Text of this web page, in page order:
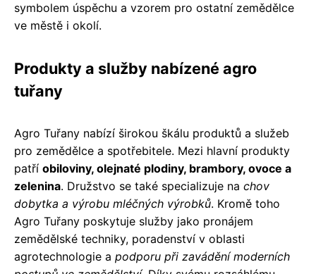
symbolem úspěchu a vzorem pro ostatní zemědělce
ve městě i okolí.
Produkty a služby nabízené agro
tuřany
Agro Tuřany nabízí širokou škálu produktů a služeb
pro zemědělce a spotřebitele. Mezi hlavní produkty
patří obiloviny, olejnaté plodiny, brambory, ovoce a
zelenina. Družstvo se také specializuje na chov
dobytka a výrobu mléčných výrobků. Kromě toho
Agro Tuřany poskytuje služby jako pronájem
zemědělské techniky, poradenství v oblasti
agrotechnologie a podporu při zavádění moderních